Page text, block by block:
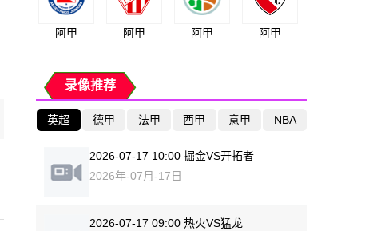
阿甲 阿甲 阿甲 阿甲
录像推荐
英超 德甲 法甲 西甲 意甲 NBA
2026-07-17 10:00 掘金VS开拓者
2026年-07月-17日
2026-07-17 09:00 热火VS猛龙